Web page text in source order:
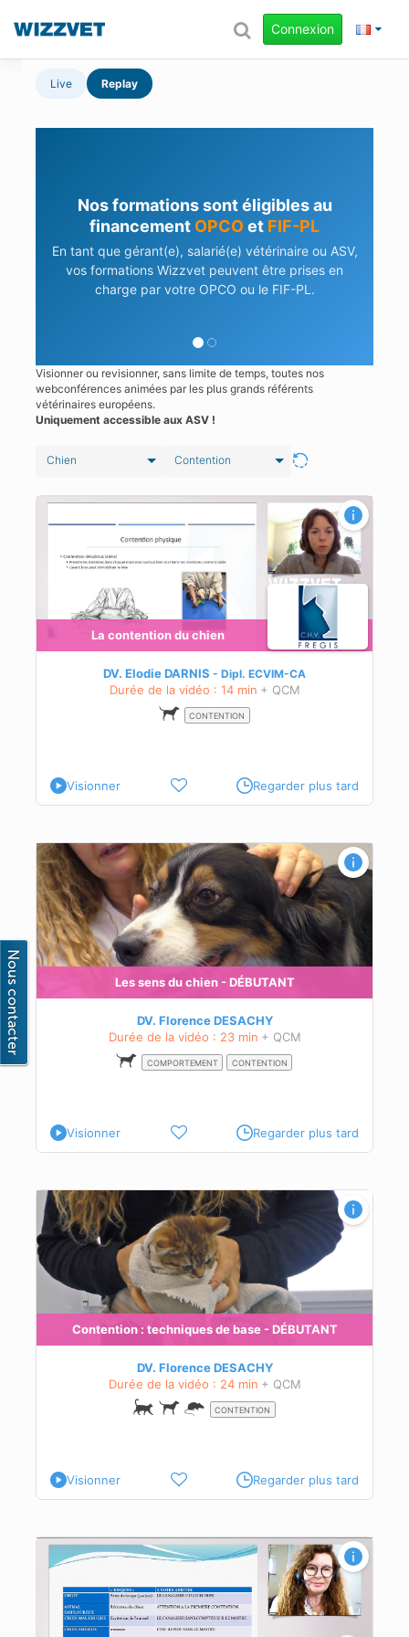
Connexion
Live Replay
Nos formations sont éligibles au
financement OPCOet FIF-PL
En tant que gérant(e), salarié(e) vétérinaire ou ASV,
vos formations Wizzvet peuvent être prises en
charge par votre OPCO ou le FIF-PL.
Visionner ou revisionner, sans limite de temps, toutes nos
webconférences animées par les plus grands référents
vétérinaires européens.
Uniquement accessible aux ASV !
Chien Contention
La contention du chien
DV. Elodie DARNIS Dipl. ECVIM-CA
Durée de la vidéo : 14 min + QCM
CONTENTION
Visionner Regarder plus tard
Les sens du chien - DÉBUTANT
DV. Florence DESACHY
Durée de la vidéo : 23 min + QCM
COMPORTEMENT CONTENTION
Visionner Regarder plus tard
Contention : techniques de base - DÉBUTANT
DV. Florence DESACHY
Durée de la vidéo : 24 min + QCM
CONTENTION
Visionner Regarder plus tard